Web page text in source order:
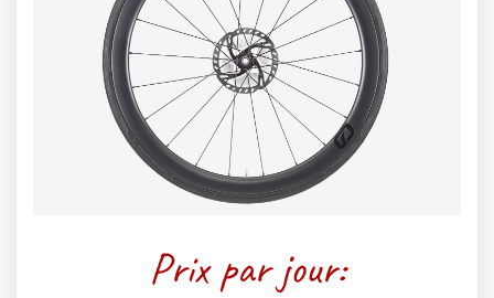
Prix par jour: